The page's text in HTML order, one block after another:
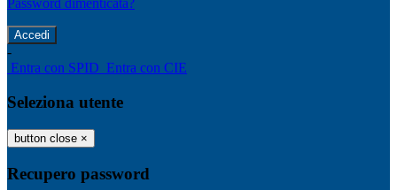
Password dimenticata?
-
Entra con SPID Entra con CIE
Seleziona utente
button close ×
Recupero password